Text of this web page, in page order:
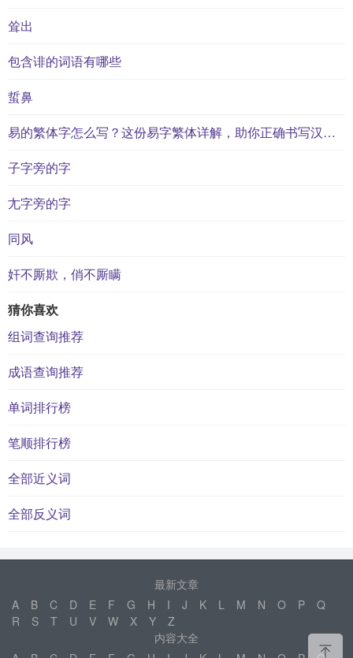
耸出
包含诽的词语有哪些
蜇鼻
易的繁体字怎么写？这份易字繁体详解，助你正确书写汉字_汉字繁体学习
子字旁的字
尢字旁的字
同风
奸不厮欺，俏不厮瞒
猜你喜欢
组词查询推荐
成语查询推荐
单词排行榜
笔顺排行榜
全部近义词
全部反义词
最新文章
A
B C D E F G H I J K L M N O P
Q
R
S T U V W X Y
Z
内容大全